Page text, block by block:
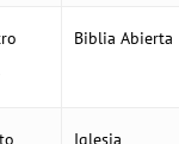
Biblia Abierta
Iglesia